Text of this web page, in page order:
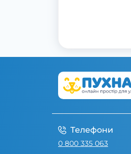
Телефони
0 800 335 063